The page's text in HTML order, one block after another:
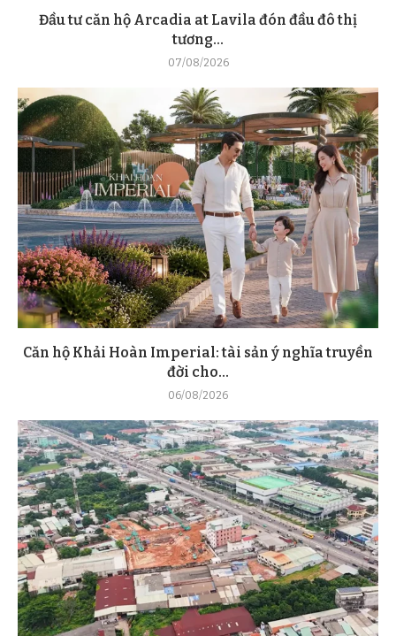
Đầu tư căn hộ Arcadia at Lavila đón đầu đô thị
tương...
07/08/2026
Căn hộ Khải Hoàn Imperial: tài sản ý nghĩa truyền
đời cho...
06/08/2026